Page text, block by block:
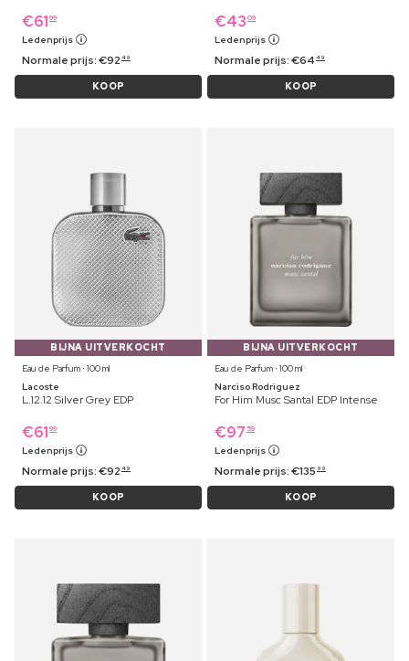
€61 99
Ledenprijs
Normale prijs:€92 49
KOOP
€43 09
Ledenprijs
Normale prijs:€64 49
KOOP
BIJNA UITVERKOCHT
Eau de Parfum ⋅ 100 ml
Lacoste
L.12.12 Silver Grey EDP
€61 99
Ledenprijs
Normale prijs:€92 49
KOOP
BIJNA UITVERKOCHT
Eau de Parfum ⋅ 100 ml
Narciso Rodriguez
For Him Musc Santal EDP Intense
€97 59
Ledenprijs
Normale prijs:€135 99
KOOP